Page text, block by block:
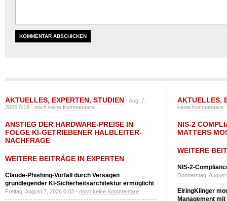
AKTUELLES, EXPERTEN, STUDIEN - Aug. 7,
2026 0:18 -noch keine Kommentare
ANSTIEG DER HARDWARE-PREISE IN
FOLGE KI-GETRIEBENER HALBLEITER-
NACHFRAGE
WEITERE BEITRÄGE IN EXPERTEN
Claude-Phishing-Vorfall durch Versagen
grundlegender KI-Sicherheitsarchitektur ermöglicht
Freitag, August 7, 2026 0:03 - noch keine Kommentare
AKTUELLES,
keine Kommentare
NIS-2
MATTERS
WEITERE
NIS-2-
Donnerstag,
ElringKlinger
Management